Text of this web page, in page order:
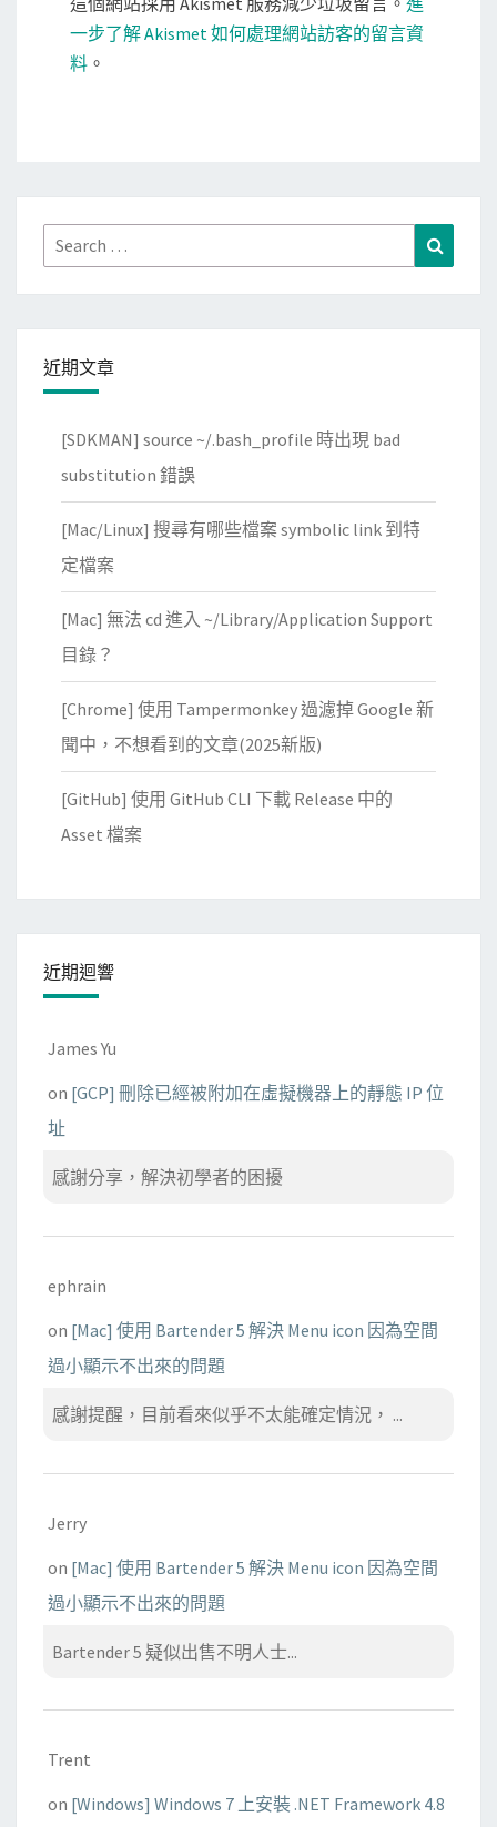
一步了解 Akismet 如何處理網站訪客的留言資
料 。
Search
for:
近期文章
[SDKMAN] source ~/.bash_profile 時出現 bad
substitution 錯誤
[Mac/Linux] 搜尋有哪些檔案 symbolic link 到特
定檔案
[Mac] 無法 cd 進入 ~/Library/Application Support
目錄？
[Chrome] 使用 Tampermonkey 過濾掉 Google 新
聞中，不想看到的文章(2025新版)
[GitHub] 使用 GitHub CLI 下載 Release 中的
Asset 檔案
近期迴響
James Yu
on [GCP] 刪除已經被附加在虛擬機器上的靜態 IP 位
址
感謝分享，解決初學者的困擾
ephrain
on [Mac] 使用 Bartender 5 解決 Menu icon 因為空間
過小顯示不出來的問題
感謝提醒，目前看來似乎不太能確定情況， ...
Jerry
on [Mac] 使用 Bartender 5 解決 Menu icon 因為空間
過小顯示不出來的問題
Bartender 5 疑似出售不明人士...
Trent
on [Windows] Windows 7 上安裝 .NET Framework 4.8